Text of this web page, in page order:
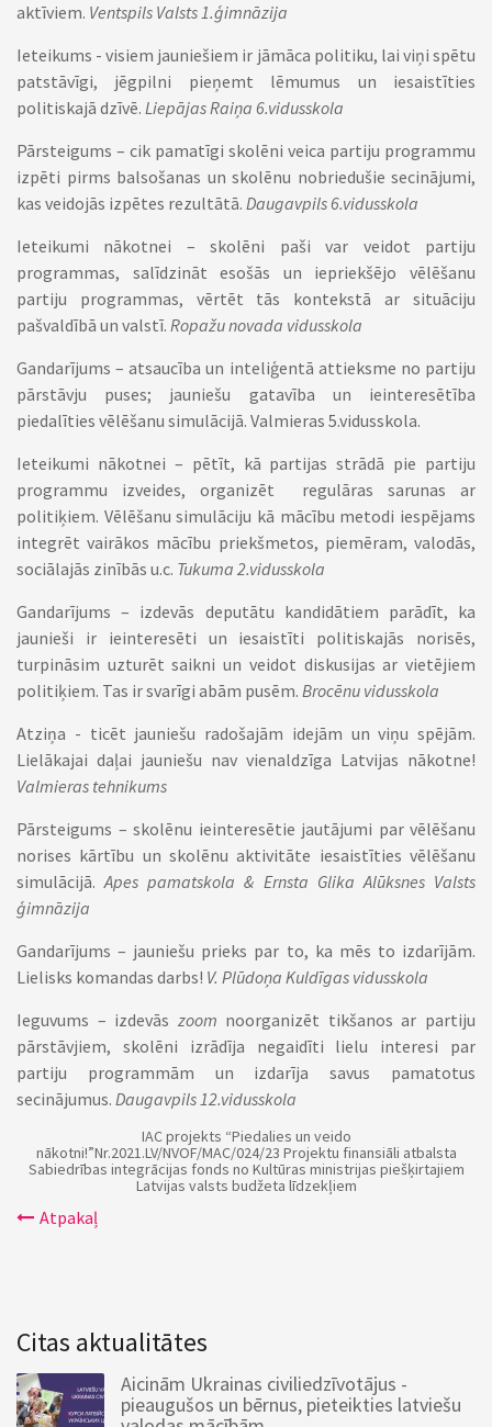
aktīviem. Ventspils Valsts 1.ģimnāzija
Ieteikums - visiem jauniešiem ir jāmāca politiku, lai viņi spētu
patstāvīgi, jēgpilni pieņemt lēmumus un iesaistīties
politiskajā dzīvē. Liepājas Raiņa 6.vidusskola
Pārsteigums – cik pamatīgi skolēni veica partiju programmu
izpēti pirms balsošanas un skolēnu nobriedušie secinājumi,
kas veidojās izpētes rezultātā. Daugavpils 6.vidusskola
Ieteikumi nākotnei – skolēni paši var veidot partiju
programmas, salīdzināt esošās un iepriekšējo vēlēšanu
partiju programmas, vērtēt tās kontekstā ar situāciju
pašvaldībā un valstī. Ropažu novada vidusskola
Gandarījums – atsaucība un inteliģentā attieksme no partiju
pārstāvju puses; jauniešu gatavība un ieinteresētība
piedalīties vēlēšanu simulācijā. Valmieras 5.vidusskola.
Ieteikumi nākotnei – pētīt, kā partijas strādā pie partiju
programmu izveides, organizēt regulāras sarunas ar
politiķiem. Vēlēšanu simulāciju kā mācību metodi iespējams
integrēt vairākos mācību priekšmetos, piemēram, valodās,
sociālajās zinībās u.c. Tukuma 2.vidusskola
Gandarījums – izdevās deputātu kandidātiem parādīt, ka
jaunieši ir ieinteresēti un iesaistīti politiskajās norisēs,
turpināsim uzturēt saikni un veidot diskusijas ar vietējiem
politiķiem. Tas ir svarīgi abām pusēm. Brocēnu vidusskola
Atziņa - ticēt jauniešu radošajām idejām un viņu spējām.
Lielākajai daļai jauniešu nav vienaldzīga Latvijas nākotne!
Valmieras tehnikums
Pārsteigums – skolēnu ieinteresētie jautājumi par vēlēšanu
norises kārtību un skolēnu aktivitāte iesaistīties vēlēšanu
simulācijā. Apes pamatskola & Ernsta Glika Alūksnes Valsts
ģimnāzija
Gandarījums – jauniešu prieks par to, ka mēs to izdarījām.
Lielisks komandas darbs! V. Plūdoņa Kuldīgas vidusskola
Ieguvums – izdevās zoom noorganizēt tikšanos ar partiju
pārstāvjiem, skolēni izrādīja negaidīti lielu interesi par
partiju programmām un izdarīja savus pamatotus
secinājumus. Daugavpils 12.vidusskola
IAC projekts “Piedalies un veido
nākotni!”Nr.2021.LV/NVOF/MAC/024/23 Projektu finansiāli atbalsta
Sabiedrības integrācijas fonds no Kultūras ministrijas piešķirtajiem
Latvijas valsts budžeta līdzekļiem
Atpakaļ
Citas aktualitātes
Aicinām Ukrainas civiliedzīvotājus -
pieaugušos un bērnus, pieteikties latviešu